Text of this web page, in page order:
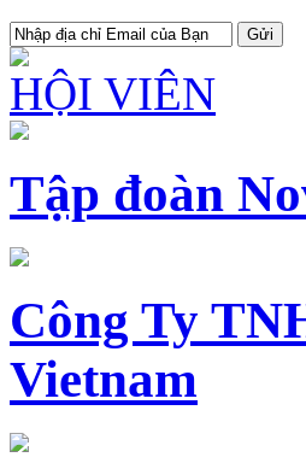
HỘI VIÊN
Tập đoàn
Công Ty
Vietnam